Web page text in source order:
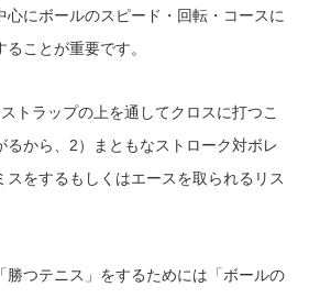
心にボールのスピード・回転・コースに
ことが重要です。
トラップの上を通してクロスに打つこ
るから、2）まともなストローク対ボレ
スをするもしくはエースを取られるリス
勝つテニス」をするためには「ボールの